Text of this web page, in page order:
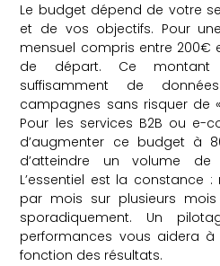
Le budget dépend de votre
et de vos objectifs. Pour
mensuel compris entre
de départ. Ce montant
suffisamment de
campagnes sans risquer de
Pour les services B2B ou e-
d’augmenter ce budget à
d’atteindre un volume de
L’essentiel est la constance
par mois sur plusieurs
sporadiquement. Un
performances vous aidera
fonction des résultats.